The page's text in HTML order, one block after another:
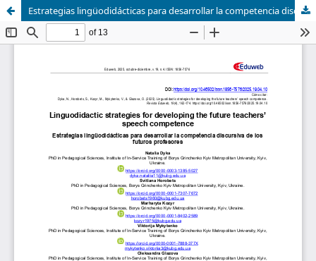
Estrategias lingüodidácticas para desarrollar la competencia discursiva de los futuros profesores